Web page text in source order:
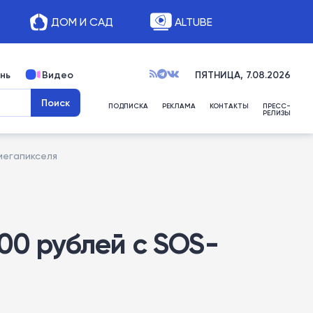
ДОМ И САД ALTUBE
Видео ПЯТНИЦА, 7.08.2026
ПОДПИСКА РЕКЛАМА КОНТАКТЫ ПРЕСС-
РЕЛИЗЫ
рублей с SOS-